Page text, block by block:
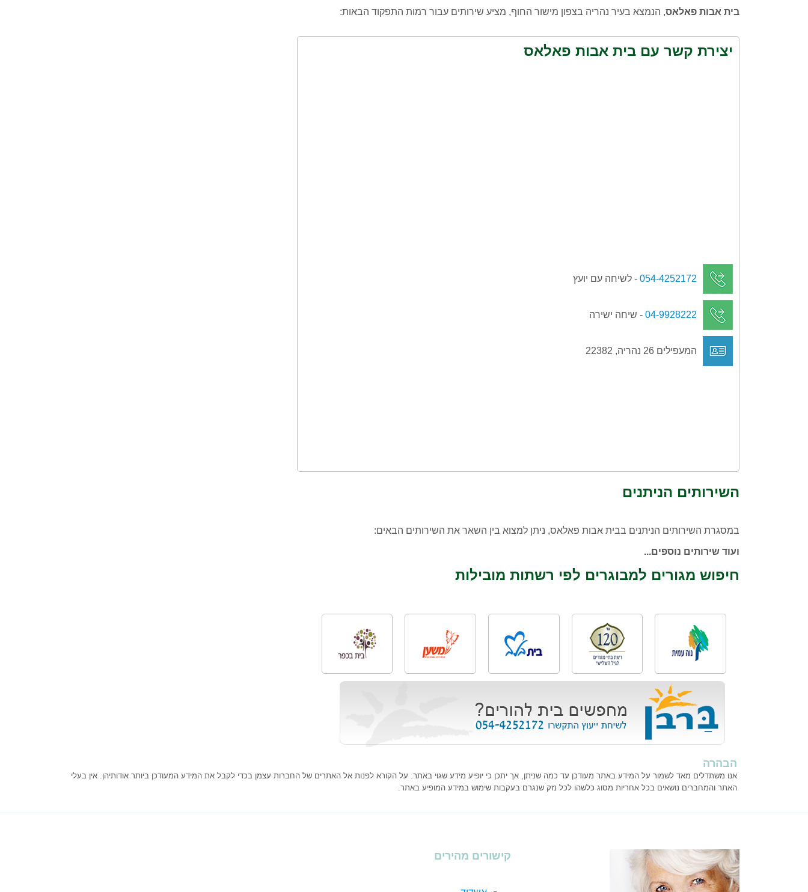
בית אבות פאלאס, הנמצא בעיר נהריה בצפון מישור החוף, מציע שירותים עבור רמות התפקוד הבאות:
יצירת קשר עם בית אבות פאלאס
054-4252172 - לשיחה עם יועץ
04-9928222 - שיחה ישירה
המעפילים 26 נהריה, 22382
השירותים הניתנים
במסגרת השירותים הניתנים בבית אבות פאלאס, ניתן למצוא בין השאר את השירותים הבאים:
ועוד שירותים נוספים...
חיפוש מגורים למבוגרים לפי רשתות מובילות
הבהרה
אנו משתדלים מאד לשמור על המידע באתר מעודכן עד כמה שניתן, אך יתכן כי יופיע מידע שגוי באתר. על הקורא לפנות אל האתרים של החברות עצמן בכדי לקבל את המידע המעודכן ביותר אודותיהן. אין בעלי
האתר והמחברים נושאים בכל אחריות מסוג כלשהו לכל נזק שנגרם בעקבות שימוש במידע המופיע באתר.
קישורים מהירים